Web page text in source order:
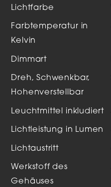
Lichtfarbe
Farbtemperatur in
Kelvin
Dimmart
Dreh, Schwenkbar,
Hohenverstellbar
Leuchtmittel inkludiert
Lichtleistung in Lumen
Lichtaustritt
Werkstoff des
Gehäuses